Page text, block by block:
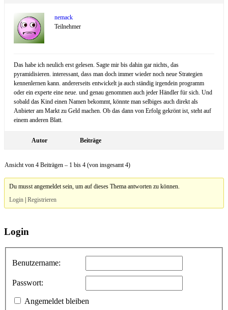
nemack
Teilnehmer
Das habe ich neulich erst gelesen. Sagte mir bis dahin gar nichts, das
pyramidisieren. interessant, dass man doch immer wieder noch neue Strategien
kennenlernen kann. andererseits entwickelt ja auch ständig irgendein programm
oder ein experte eine neue. und genau genommen auch jeder Händler für sich. Und
sobald das Kind einen Namen bekommt, könnte man selbiges auch direkt als
Anbieter am Markt zu Geld machen. Ob das dann von Erfolg gekrönt ist, steht auf
einem anderen Blatt.
Autor Beiträge
Ansicht von 4 Beiträgen – 1 bis 4 (von insgesamt 4)
Du musst angemeldet sein, um auf dieses Thema antworten zu können.
Login |Registrieren
Login
Benutzername:
Passwort:
Angemeldet bleiben